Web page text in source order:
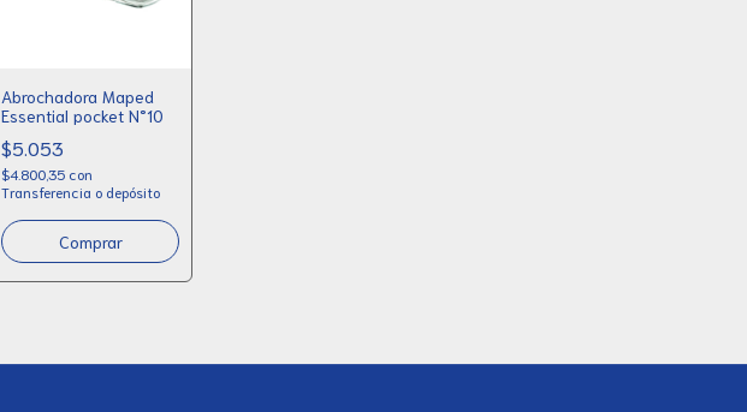
Abrochadora Maped
Essential pocket N°10
$5.053
$4.800,35 con
Transferencia o depósito